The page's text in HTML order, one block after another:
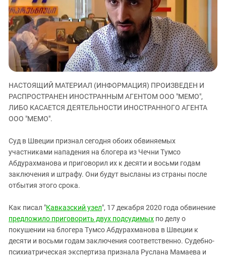
ЗАСТАВЛЯЕТ
КАВКАЗ ЗА ПАЛЕСТИНУ
ИНАКОМЫСЛИЕ В ЧЕЧНЕ
ПРЕСЛЕДОВАНИЕ АКТИВИСТОВ
МОБИЛИЗАЦИЯ И ПРОТЕСТЫ
Дагестан
Ингушетия
Кабардино-Балкария
Калмыкия
Карачаево-Черкесия
Краснодарский край
Российская Федерация
Северная Осетия - Алания
СКФО
Ставропольский край
Южная Осетия
Южный Кавказ
ЮФО
НАСТОЯЩИЙ МАТЕРИАЛ (ИНФОРМАЦИЯ) ПРОИЗВЕДЕН И
РАСПРОСТРАНЕН ИНОСТРАННЫМ АГЕНТОМ ООО "МЕМО",
ЛИБО КАСАЕТСЯ ДЕЯТЕЛЬНОСТИ ИНОСТРАННОГО АГЕНТА
ООО "МЕМО".
Суд в Швеции признал сегодня обоих обвиняемых
участниками нападения на блогера из Чечни Тумсо
Абдурахманова и приговорил их к десяти и восьми годам
заключения и штрафу. Они будут высланы из страны после
отбытия этого срока.
Как писал "Кавказский узел", 17 декабря 2020 года обвинение
предложило приговорить двух подсудимых по делу о
покушении на блогера Тумсо Абдурахманова в Швеции к
десяти и восьми годам заключения соответственно. Судебно-
психиатрическая экспертиза признала Руслана Мамаева и